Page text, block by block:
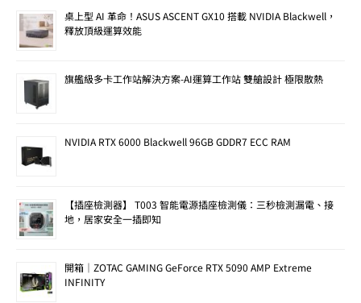
桌上型 AI 革命！ASUS ASCENT GX10 搭載 NVIDIA Blackwell，
釋放頂級運算效能
旗艦級多卡工作站解決方案-AI運算工作站 雙艙設計 極限散熱
NVIDIA RTX 6000 Blackwell 96GB GDDR7 ECC RAM
【插座檢測器】 T003 智能電源插座檢測儀：三秒檢測漏電、接
地，居家安全一插即知
開箱｜ZOTAC GAMING GeForce RTX 5090 AMP Extreme
INFINITY